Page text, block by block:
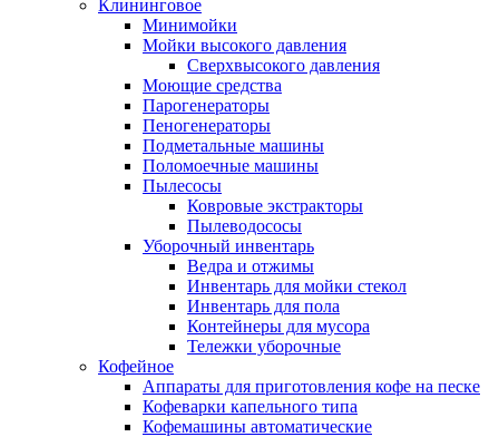
Клининговое
Минимойки
Мойки высокого давления
Сверхвысокого давления
Моющие средства
Парогенераторы
Пеногенераторы
Подметальные машины
Поломоечные машины
Пылесосы
Ковровые экстракторы
Пылеводососы
Уборочный инвентарь
Ведра и отжимы
Инвентарь для мойки стекол
Инвентарь для пола
Контейнеры для мусора
Тележки уборочные
Кофейное
Аппараты для приготовления кофе на песке
Кофеварки капельного типа
Кофемашины автоматические